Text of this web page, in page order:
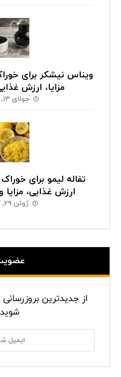
ویناس نیشکر برای
مزایا، ارزش
جولای ۱۳, ۲۰۲۶
تفاله لیمو برای
ارزش غذایی، مزایا
ژوئن ۲۹, ۲۰۲۶
از جدیدترین
شوید